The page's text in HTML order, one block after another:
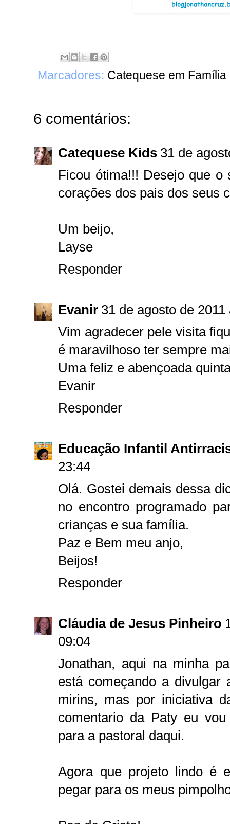
Marcadores: Catequese em Família
6 comentários:
Catequese Kids 31 de
Ficou ótima!!! Desejo que o
corações dos pais dos seus
Um beijo,
Layse
Responder
Evanir 31 de agosto de 2011
Vim agradecer pele visita
é maravilhoso ter sempre
Uma feliz e abençoada
Evanir
Responder
Educação Infantil
23:44
Olá. Gostei demais dessa
no encontro programado
crianças e sua família.
Paz e Bem meu anjo,
Beijos!
Responder
Cláudia de Jesus Pinheiro
09:04
Jonathan, aqui na minha
está começando a divulgar
mirins, mas por iniciativa
comentario da Paty eu
para a pastoral daqui.
Agora que projeto lindo é
pegar para os meus